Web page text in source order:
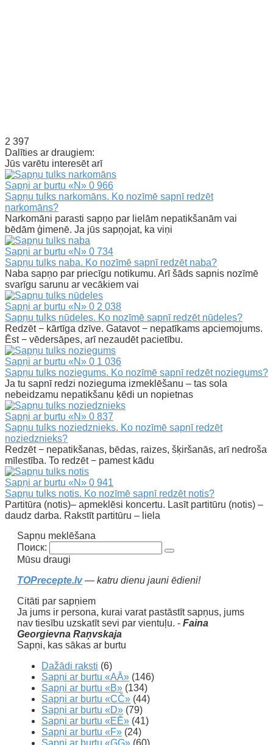
2 397
Dalīties ar draugiem:
Jūs varētu interesēt arī
Sapņi ar burtu «N» 0 966
Sapņu tulks narkomāns. Ko nozīmē sapnī redzēt
narkomāns?
Narkomāni parasti sapņo par lielām nepatikšanām vai
bēdām ģimenē. Ja jūs sapņojat, ka viņi
Sapņi ar burtu «N» 0 734
Sapņu tulks naba. Ko nozīmē sapnī redzēt naba?
Naba sapņo par priecīgu notikumu. Arī šāds sapnis nozīmē
svarīgu sarunu ar vecākiem vai
Sapņi ar burtu «N» 0 2 038
Sapņu tulks nūdeles. Ko nozīmē sapnī redzēt nūdeles?
Redzēt − kārtīga dzīve. Gatavot − nepatīkams apciemojums.
Ēst − vēdersāpes, arī nezaudēt pacietību.
Sapņi ar burtu «N» 0 1 036
Sapņu tulks noziegums. Ko nozīmē sapnī redzēt noziegums?
Ja tu sapnī redzi nozieguma izmeklēšanu – tas sola
nebeidzamu nepatikšanu ķēdi un nopietnas
Sapņi ar burtu «N» 0 837
Sapņu tulks noziedznieks. Ko nozīmē sapnī redzēt
noziedznieks?
Redzēt − nepatikšanas, bēdas, raizes, šķiršanās, arī nedroša
mīlestība. To redzēt − pamest kādu
Sapņi ar burtu «N» 0 941
Sapņu tulks notis. Ko nozīmē sapnī redzēt notis?
Partitūra (notis)– apmeklēsi koncertu. Lasīt partitūru (notis) –
daudz darba. Rakstīt partitūru – liela
Sapņu meklēšana
Поиск:
Mūsu draugi
TOPrecepte.lv— katru dienu jauni ēdieni!
Citāti par sapņiem
Ja jums ir persona, kurai varat pastāstīt sapņus, jums
nav tiesību uzskatīt sevi par vientuļu. - Faina
Georgievna Raņvskaja
Sapņi, kas sākas ar burtu
Dažādi raksti (6)
Sapņi ar burtu «AĀ» (146)
Sapņi ar burtu «B» (134)
Sapņi ar burtu «CČ» (44)
Sapņi ar burtu «D» (79)
Sapņi ar burtu «EĒ» (41)
Sapņi ar burtu «F» (24)
Sapņi ar burtu «GĢ» (60)